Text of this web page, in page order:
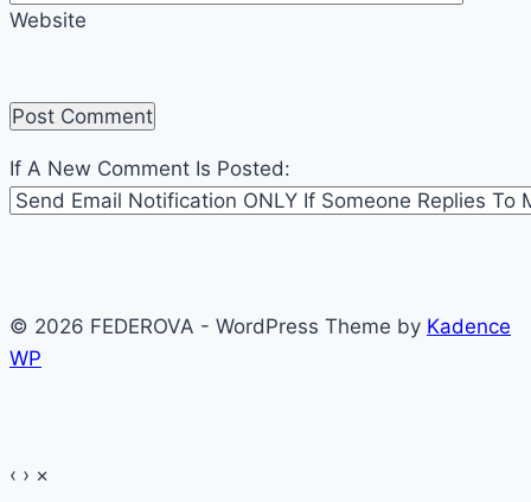
Website
If A New Comment Is Posted:
© 2026 FEDEROVA - WordPress Theme by Kadence
WP
‹ › ×